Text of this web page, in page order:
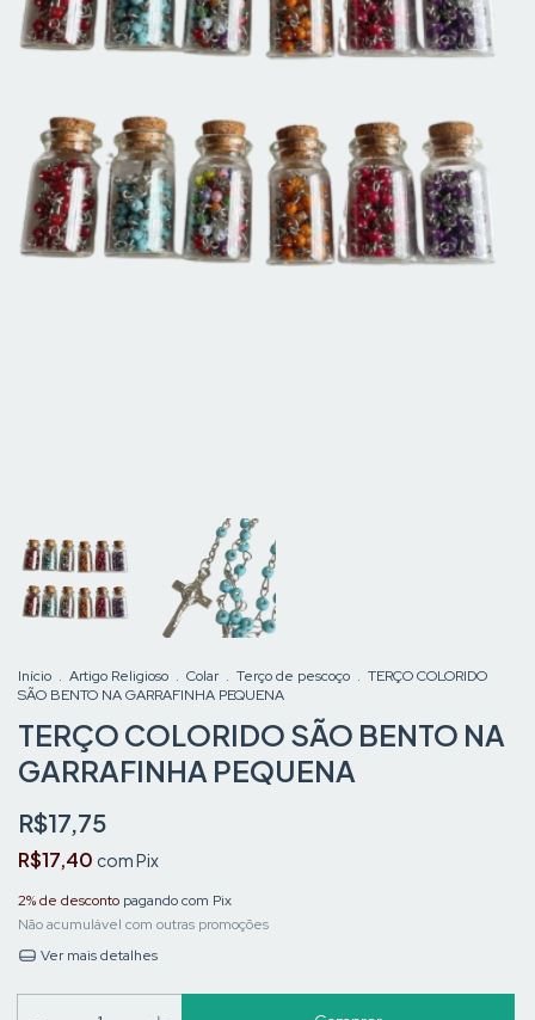
Início . Artigo Religioso . Colar . Terço de pescoço . TERÇO COLORIDO
SÃO BENTO NA GARRAFINHA PEQUENA
TERÇO COLORIDO SÃO BENTO NA
GARRAFINHA PEQUENA
R$17,75
R$17,40 comPix
2% de desconto pagando com Pix
Não acumulável com outras promoções
Ver mais detalhes